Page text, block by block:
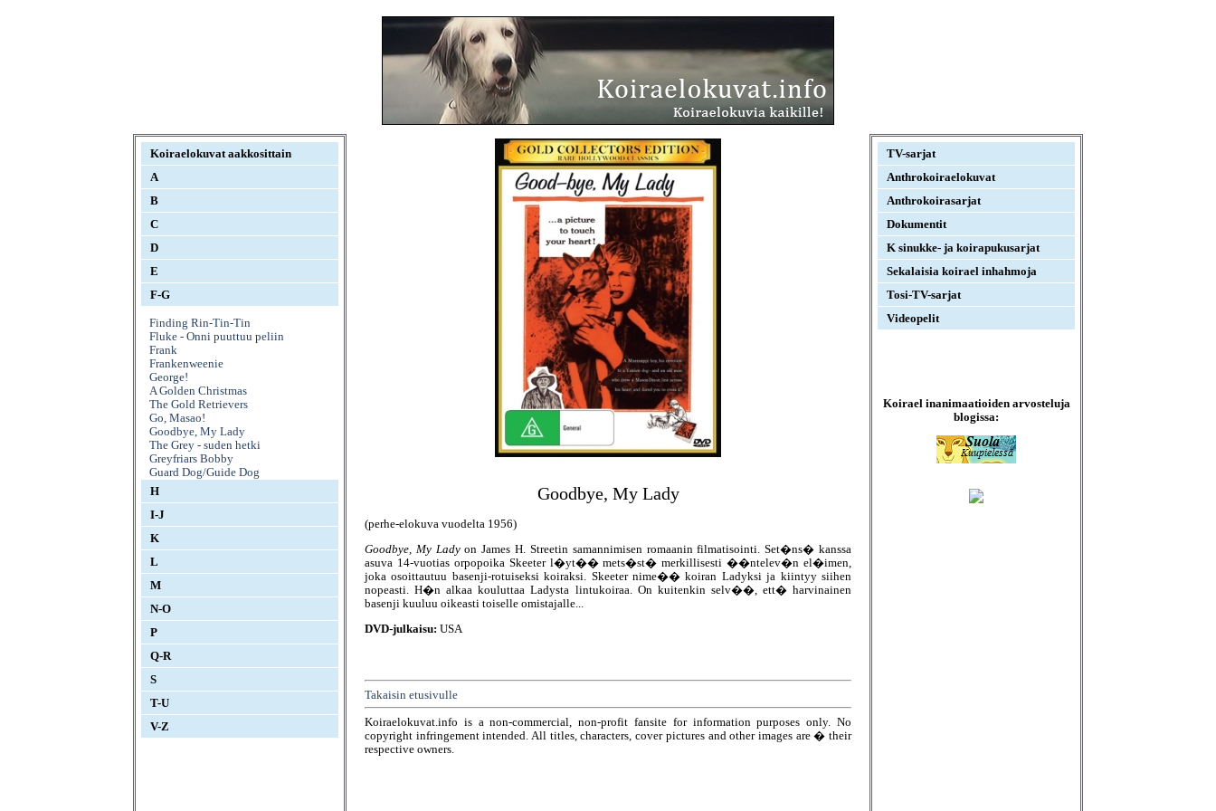
Koiraelokuvat aakkosittain
A
B
C
D
E
F-G
Finding Rin-Tin-Tin
Fluke - Onni puuttuu peliin
Frank
Frankenweenie
George!
A Golden Christmas
The Gold Retrievers
Go, Masao!
Goodbye, My Lady
The Grey - suden hetki
Greyfriars Bobby
Guard Dog/Guide Dog
H
I-J
K
L
M
N-O
P
Q-R
S
T-U
V-Z
TV-sarjat
Anthrokoiraelokuvat
Anthrokoirasarjat
Dokumentit
K sinukke- ja koirapukusarjat
Sekalaisia koirael inhahmoja
Tosi-TV-sarjat
Videopelit
Koirael inanimaatioiden arvosteluja
blogissa:
Goodbye, My Lady
(perhe-elokuva vuodelta 1956)
Goodbye, My Ladyon James H. Streetin samannimisen romaanin filmatisointi. Set�ns� kanssa
asuva 14-vuotias orpopoika Skeeter l�yt�� mets�st� merkillisesti ��ntelev�n el�imen,
joka osoittautuu basenji-rotuiseksi koiraksi. Skeeter nime�� koiran Ladyksi ja kiintyy siihen
nopeasti. H�n alkaa kouluttaa Ladysta lintukoiraa. On kuitenkin selv��, ett� harvinainen
basenji kuuluu oikeasti toiselle omistajalle...
DVD-julkaisu: USA
Takaisin etusivulle
Koiraelokuvat.info is a non-commercial, non-profit fansite for information purposes only. No
copyright infringement intended. All titles, characters, cover pictures and other images are � their
respective owners.